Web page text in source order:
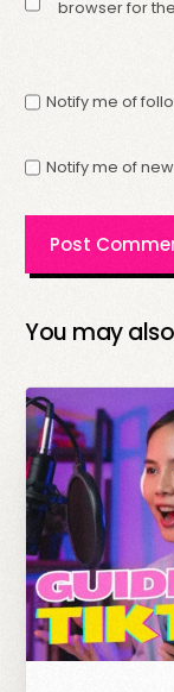
browser for
Notify me of
Notify me of
You may